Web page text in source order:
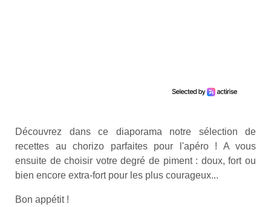
Découvrez dans ce diaporama notre sélection de
recettes au chorizo parfaites pour l'apéro ! A vous
ensuite de choisir votre degré de piment : doux, fort ou
bien encore extra-fort pour les plus courageux...
Bon appétit !